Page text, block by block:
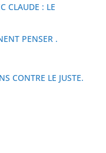
CLAUDE : LE
PENSER .
CONTRE LE JUSTE.